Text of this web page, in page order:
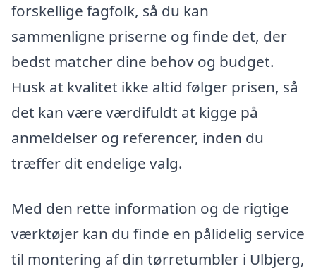
forskellige fagfolk, så du kan
sammenligne priserne og finde det, der
bedst matcher dine behov og budget.
Husk at kvalitet ikke altid følger prisen, så
det kan være værdifuldt at kigge på
anmeldelser og referencer, inden du
træffer dit endelige valg.
Med den rette information og de rigtige
værktøjer kan du finde en pålidelig service
til montering af din tørretumbler i Ulbjerg,